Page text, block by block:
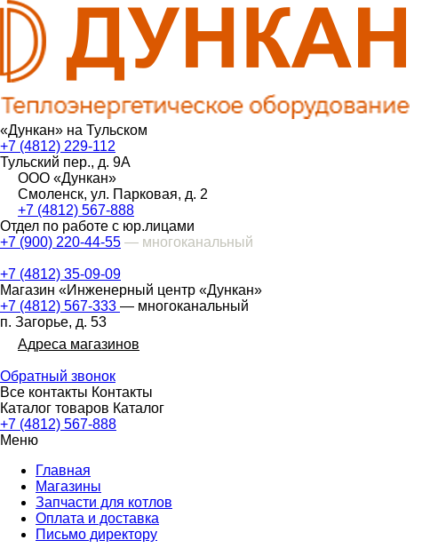
«Дункан» на Тульском
+7 (4812) 229-112
Тульский пер., д. 9А
ООО «Дункан»
Смоленск, ул. Парковая, д. 2
+7 (4812) 567-888
Отдел по работе с юр.лицами
+7 (900) 220-44-55 — многоканальный
+7 (4812) 35-09-09
Магазин «Инженерный центр «Дункан»
+7 (4812) 567-333 — многоканальный
п. Загорье, д. 53
Адреса магазинов
Обратный звонок
Все контакты Контакты
Каталог товаров Каталог
+7 (4812) 567-888
Меню
Главная
Магазины
Запчасти для котлов
Оплата и доставка
Письмо директору